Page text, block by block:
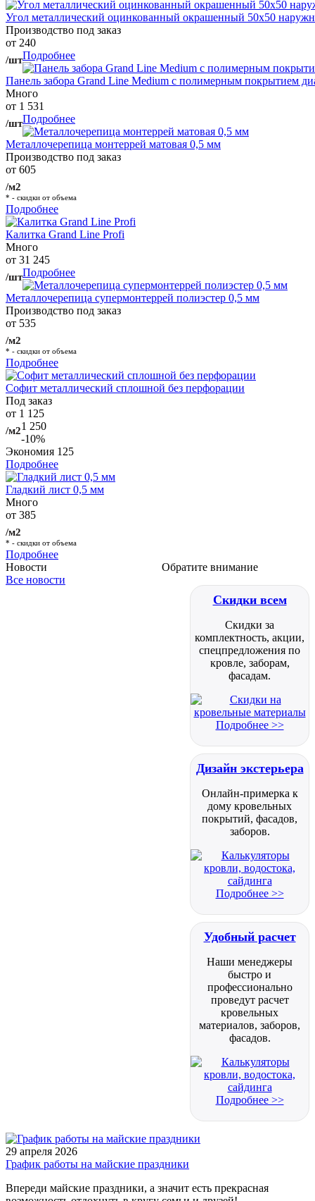
Угол металлический оцинкованный окрашенный 50х50
Производство под заказ
от 240
/штПодробнее
Панель забора Grand Line Medium с полимерным покрытием
Много
от 1 531
/штПодробнее
Металлочерепица монтеррей матовая 0,5 мм
Производство под заказ
от 605
/м2
* - скидки от объема
Подробнее
Калитка Grand Line Profi
Много
от 31 245
/штПодробнее
Металлочерепица супермонтеррей полиэстер 0,5 мм
Производство под заказ
от 535
/м2
* - скидки от объема
Подробнее
Софит металлический сплошной без перфорации
Под заказ
от 1 125
/м21 250
-10%
Экономия 125
Подробнее
Гладкий лист 0,5 мм
Много
от 385
/м2
* - скидки от объема
Подробнее
Обратите внимание
Скидки всем
Скидки за
комплектность, акции,
спецпредложения по
кровле, заборам,
фасадам.
Подробнее >>
Дизайн экстерьера
Онлайн-примерка к
дому кровельных
покрытий, фасадов,
заборов.
Подробнее >>
Удобный расчет
Наши менеджеры
быстро и
профессионально
проведут расчет
кровельных
материалов, заборов,
фасадов.
Подробнее >>
Новости
Все новости
29 апреля 2026
График работы на майские праздники
Впереди майские праздники, а значит есть прекрасная